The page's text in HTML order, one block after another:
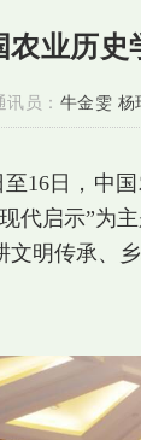
农业历史
讯员： 牛金雯 杨
至16日 ，中
代启示”为
明传承、